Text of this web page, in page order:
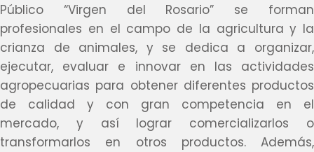
Público “Virgen del Rosario” se forman
profesionales en el campo de la agricultura y la
crianza de animales, y se dedica a organizar,
ejecutar, evaluar e innovar en las actividades
agropecuarias para obtener diferentes productos
de calidad y con gran competencia en el
mercado, y así lograr comercializarlos o
transformarlos en otros productos. Además,